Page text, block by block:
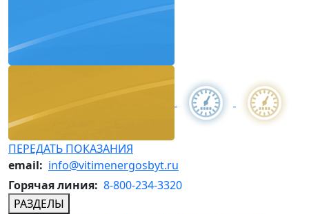
ПЕРЕДАТЬ ПОКАЗАНИЯ
email: info@vitimenergosbyt.ru
Горячая линия: 8-800-234-3320
РАЗДЕЛЫ